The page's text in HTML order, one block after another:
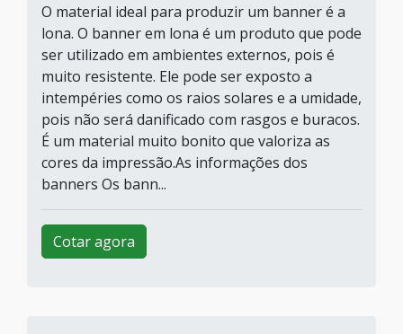
O material ideal para produzir um banner é a
lona. O banner em lona é um produto que pode
ser utilizado em ambientes externos, pois é
muito resistente. Ele pode ser exposto a
intempéries como os raios solares e a umidade,
pois não será danificado com rasgos e buracos.
É um material muito bonito que valoriza as
cores da impressão.As informações dos
banners Os bann...
Cotar agora